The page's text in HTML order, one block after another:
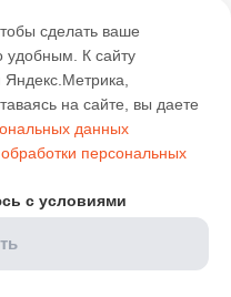
сделать ваше
удобным. К cайту
на сайте, вы даете
данных
персональных
с условиями